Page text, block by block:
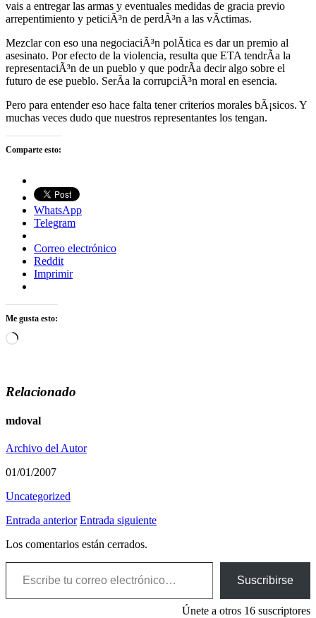
vais a entregar las armas y eventuales medidas de gracia previo
arrepentimiento y peticiÃ³n de perdÃ³n a las vÃ­ctimas.
Mezclar con eso una negociaciÃ³n polÃ­tica es dar un premio al
asesinato. Por efecto de la violencia, resulta que ETA tendrÃ­a la
representaciÃ³n de un pueblo y que podrÃ­a decir algo sobre el
futuro de ese pueblo. SerÃ­a la corrupciÃ³n moral en esencia.
Pero para entender eso hace falta tener criterios morales bÃ¡sicos. Y
muchas veces dudo que nuestros representantes los tengan.
Comparte esto:
WhatsApp
Telegram
Correo electrónico
Reddit
Imprimir
Me gusta esto:
Cargando...
Relacionado
mdoval
Archivo del Autor
01/01/2007
Uncategorized
Entrada anterior Entrada siguiente
Los comentarios están cerrados.
Escribe tu correo electrónico…
Suscribirse
Únete a otros 16 suscriptores